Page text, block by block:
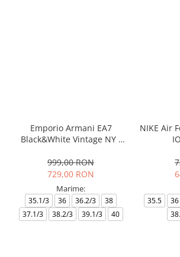
Emporio Armani EA7
Black&White Vintage NY -
999,00 RON
729,00 RON
Marime:
35.1/3 36 36.2/3
38
37.1/3
38.2/3 39.1/3 40
NIKE Air
35.5 36